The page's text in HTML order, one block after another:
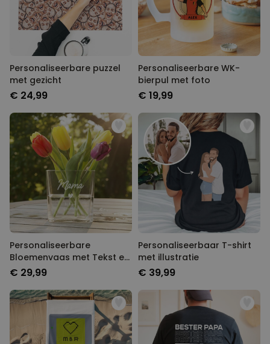
Personaliseerbare puzzel
met gezicht
€ 24,99
Personaliseerbare WK-
bierpul met foto
€ 19,99
Personaliseerbare
Bloemenvaas met Tekst en
Symbool
€ 29,99
Personaliseerbaar T-shirt
met illustratie
€ 39,99